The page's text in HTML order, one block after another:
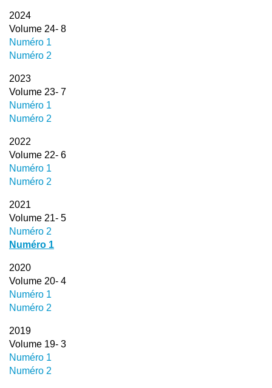
2024
Volume 24- 8
Numéro 1
Numéro 2
2023
Volume 23- 7
Numéro 1
Numéro 2
2022
Volume 22- 6
Numéro 1
Numéro 2
2021
Volume 21- 5
Numéro 2
Numéro 1
2020
Volume 20- 4
Numéro 1
Numéro 2
2019
Volume 19- 3
Numéro 1
Numéro 2